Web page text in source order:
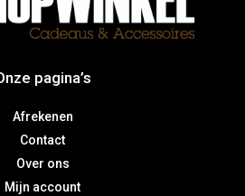
pagina’s
Afrekenen
Contact
Over ons
Mijn account